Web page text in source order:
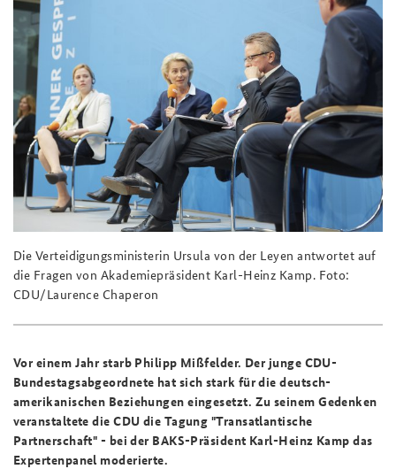
Die Verteidigungsministerin Ursula von der Leyen antwortet auf
die Fragen von Akademiepräsident Karl-Heinz Kamp. Foto:
CDU/Laurence Chaperon
Vor einem Jahr starb Philipp Mißfelder. Der junge CDU-
Bundestagsabgeordnete hat sich stark für die deutsch-
amerikanischen Beziehungen eingesetzt. Zu seinem Gedenken
veranstaltete die CDU die Tagung "Transatlantische
Partnerschaft" - bei der BAKS-Präsident Karl-Heinz Kamp das
Expertenpanel moderierte.